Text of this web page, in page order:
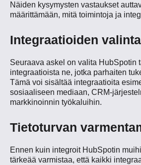
Näiden kysymysten vastaukset
määrittämään, mitä toimintoja ja
Integraatioiden valinta
Seuraava askel on valita HubSpotin
integraatioista ne, jotka parhaiten
Tämä voi sisältää integraatioita
sosiaaliseen mediaan, CRM-
markkinoinnin työkaluihin.
Tietoturvan
Ennen kuin integroit HubSpotin
tärkeää varmistaa, että kaikki